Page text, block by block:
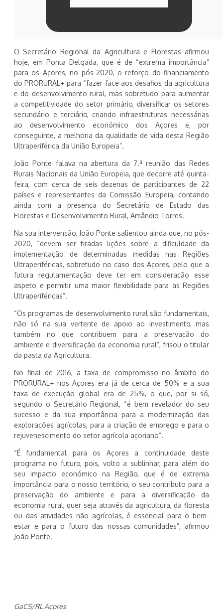
O Secretário Regional da Agricultura e Florestas afirmou
hoje, em Ponta Delgada, que é de “extrema importância”
para os Açores, no pós-2020, o reforço do financiamento
do PRORURAL+ para “fazer face aos desafios da agricultura
e do desenvolvimento rural, mas sobretudo para aumentar
a competitividade do setor primário, diversificar os setores
secundário e terciário, criando infraestruturas necessárias
ao desenvolvimento económico dos Açores e, por
conseguinte, a melhoria da qualidade de vida desta Região
Ultraperiférica da União Europeia”.
João Ponte falava na abertura da 7.ª reunião das Redes
Rurais Nacionais da União Europeia, que decorre até quinta-
feira, com cerca de seis dezenas de participantes de 22
países e representantes da Comissão Europeia, contando
ainda com a presença do Secretário de Estado das
Florestas e Desenvolvimento Rural, Amândio Torres.
Na sua intervenção, João Ponte salientou ainda que, no pós-
2020, “devem ser tiradas lições sobre a dificuldade da
implementação de determinadas medidas nas Regiões
Ultraperiféricas, sobretudo no caso dos Açores, pelo que a
futura regulamentação deve ter em consideração esse
aspeto e permitir uma maior flexibilidade para as Regiões
Ultraperiféricas”.
“Os programas de desenvolvimento rural são fundamentais,
não só na sua vertente de apoio ao investimento, mas
também no que contribuem para a preservação do
ambiente e diversificação da economia rural”, frisou o titular
da pasta da Agricultura.
No final de 2016, a taxa de compromisso no âmbito do
PRORURAL+ nos Açores era já de cerca de 50% e a sua
taxa de execução global era de 25%, o que, por si só,
segundo o Secretário Regional, “é bem revelador do seu
sucesso e da sua importância para a modernização das
explorações agrícolas, para a criação de emprego e para o
rejuvenescimento do setor agrícola açoriano”.
“É fundamental para os Açores a continuidade deste
programa no futuro, pois, volto a sublinhar, para além do
seu impacto económico na Região, que é de extrema
importância para o nosso território, o seu contributo para a
preservação do ambiente e para a diversificação da
economia rural, quer seja através da agricultura, da floresta
ou das atividades não agrícolas, é essencial para o bem-
estar e para o futuro das nossas comunidades”, afirmou
João Ponte.
GaCS/RL Açores